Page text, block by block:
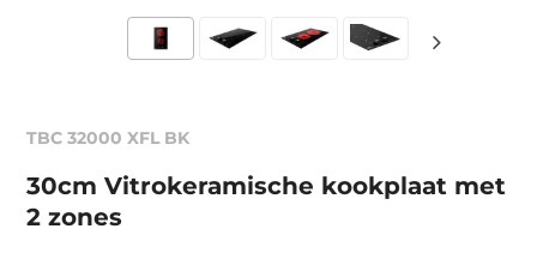
TBC 32000 XFL BK
30cm Vitrokeramische kookplaat met
2 zones